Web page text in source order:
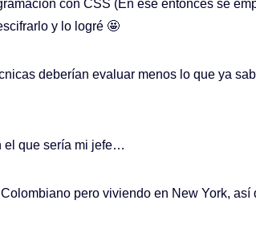
con CSS (En ese entonces se
y lo logré 🤩
deberían evaluar menos lo que ya
el que sería mi jefe…
Colombiano pero viviendo en New York,